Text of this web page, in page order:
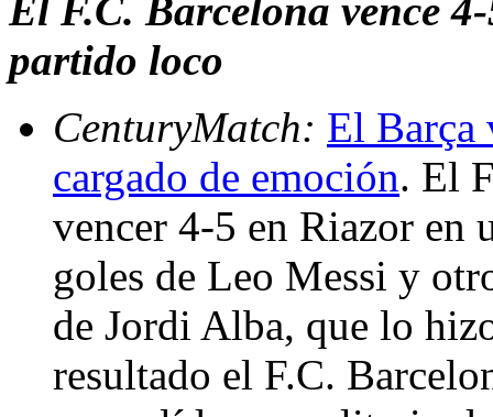
El F.C. Barcelona vence
partido loco
CenturyMatch: El Barça
cargado de emoción. El
vencer 4-5 en Riazor en
goles de Leo Messi y
de Jordi Alba, que lo
resultado el F.C.